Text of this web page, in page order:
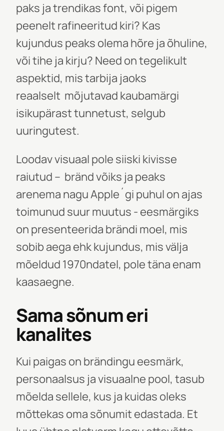
paks ja trendikas font, või pigem
peenelt rafineeritud kiri? Kas
kujundus peaks olema hõre ja õhuline,
või tihe ja kirju? Need on tegelikult
aspektid, mis tarbija jaoks
reaalselt mõjutavad kaubamärgi
isikupärast tunnetust, selgub
uuringutest.
Loodav visuaal pole siiski kivisse
raiutud – bränd võiks ja peaks
arenema nagu Apple´gi puhul on ajas
toimunud suur muutus - eesmärgiks
on presenteerida brändi moel, mis
sobib aega ehk kujundus, mis välja
mõeldud 1970ndatel, pole täna enam
kaasaegne.
Sama sõnum eri
kanalites
Kui paigas on brändingu eesmärk,
personaalsus ja visuaalne pool, tasub
mõelda sellele, kus ja kuidas oleks
mõttekas oma sõnumit edastada. Et